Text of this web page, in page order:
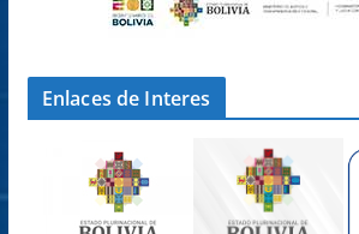
Enlaces de Interes